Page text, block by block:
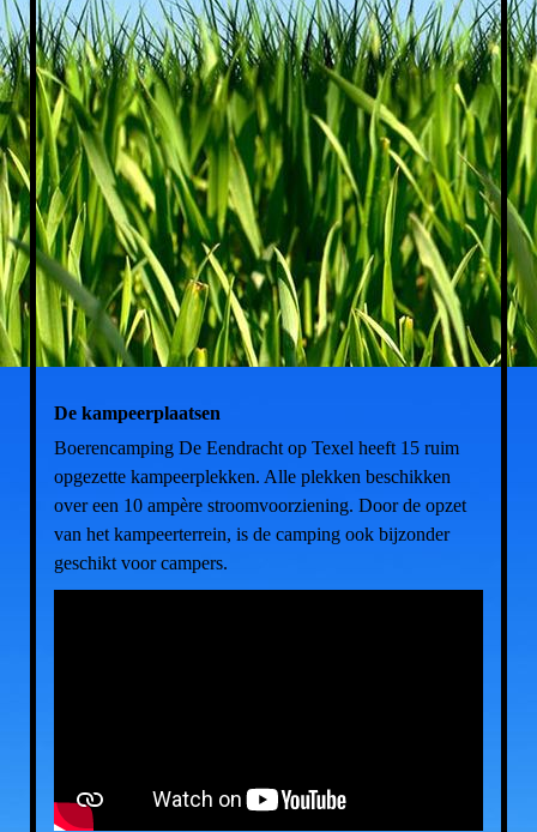
De kampeerplaatsen
Boerencamping De Eendracht op Texel heeft 15 ruim
opgezette kampeerplekken. Alle plekken beschikken
over een 10 ampère stroomvoorziening. Door de opzet
van het kampeerterrein, is de camping ook bijzonder
geschikt voor campers.